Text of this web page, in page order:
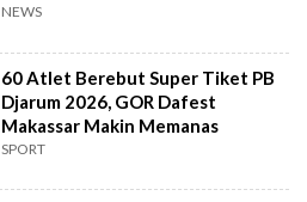
Kalah
NEWS
60 Atlet Berebut Super Tiket PB
Djarum 2026, GOR Dafest
Makassar Makin Memanas
SPORT